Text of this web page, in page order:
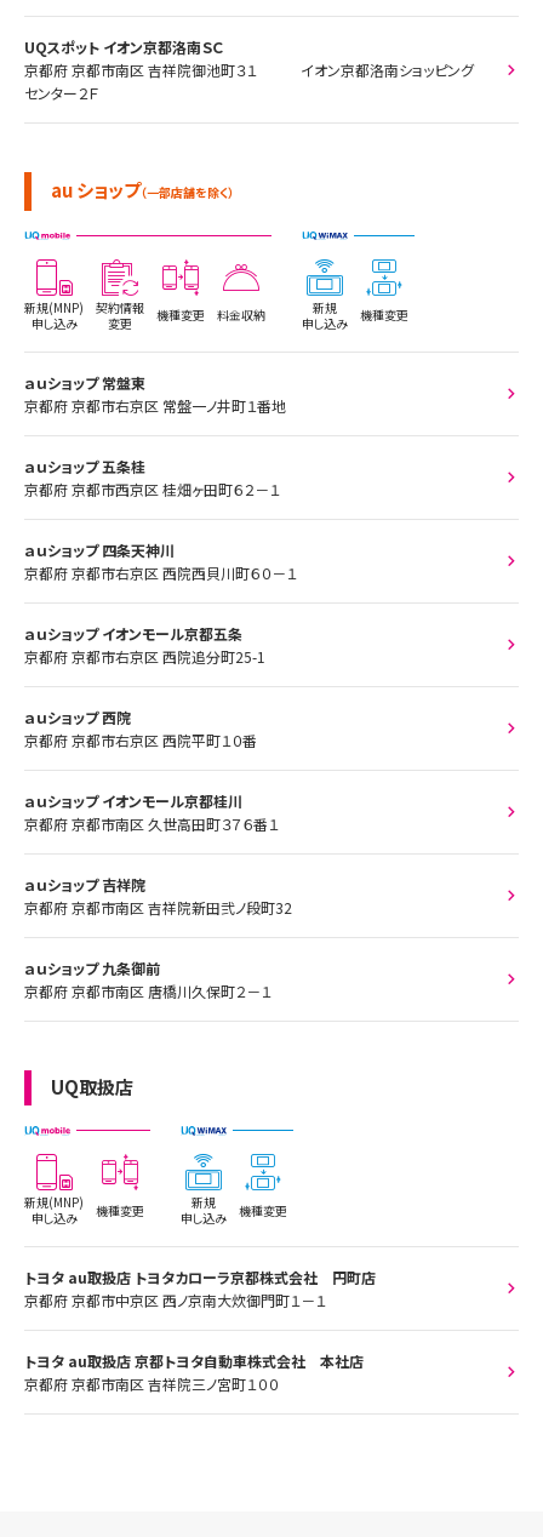
UQスポット イオン京都洛南ＳＣ
京都府 京都市南区 吉祥院御池町３１ イオン京都洛南ショッピング
センター２Ｆ
au ショップ（一部店舗を除く）
新規(MNP)
申し込み
契約情報
変更
機種変更 料金収納
新規
申し込み
機種変更
ａｕショップ 常盤東
京都府 京都市右京区 常盤一ノ井町１番地
ａｕショップ 五条桂
京都府 京都市西京区 桂畑ヶ田町６２－１
ａｕショップ 四条天神川
京都府 京都市右京区 西院西貝川町６０－１
ａｕショップ イオンモール京都五条
京都府 京都市右京区 西院追分町25-1
ａｕショップ 西院
京都府 京都市右京区 西院平町１０番
ａｕショップ イオンモール京都桂川
京都府 京都市南区 久世高田町３７６番１
ａｕショップ 吉祥院
京都府 京都市南区 吉祥院新田弐ノ段町32
ａｕショップ 九条御前
京都府 京都市南区 唐橋川久保町２－１
UQ取扱店
新規(MNP)
申し込み
機種変更
新規
申し込み
機種変更
トヨタ au取扱店 トヨタカローラ京都株式会社 円町店
京都府 京都市中京区 西ノ京南大炊御門町１－１
トヨタ au取扱店 京都トヨタ自動車株式会社 本社店
京都府 京都市南区 吉祥院三ノ宮町１００